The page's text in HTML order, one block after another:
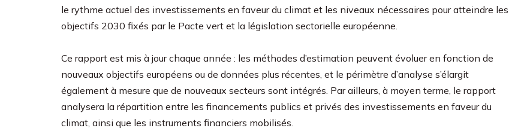
le rythme actuel des investissements en faveur du climat et les niveaux nécessaires pour atteindre les
objectifs 2030 fixés par le Pacte vert et la législation sectorielle européenne.
Ce rapport est mis à jour chaque année : les méthodes d’estimation peuvent évoluer en fonction de
nouveaux objectifs européens ou de données plus récentes, et le périmètre d’analyse s’élargit
également à mesure que de nouveaux secteurs sont intégrés. Par ailleurs, à moyen terme, le rapport
analysera la répartition entre les financements publics et privés des investissements en faveur du
climat, ainsi que les instruments financiers mobilisés.